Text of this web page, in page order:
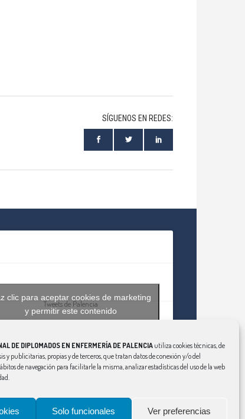
DE DIPLOMADOS EN ENFERMERÍA DE PALENCIA utiliza cookies técnicas, de
y publicitarias, propias y de terceros, que tratan datos de conexión y/o del
de navegación para facilitarle la misma, analizar estadísticas del uso de la web
Solo funcionales Ver preferencias
SÍGUENOS EN REDES:
Tweets de Palencia
clic para aceptar cookies de marketing
y permitir este contenido